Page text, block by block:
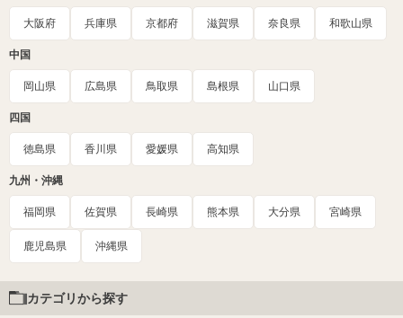
大阪府 兵庫県 京都府 滋賀県 奈良県 和歌山県
中国
岡山県 広島県 鳥取県 島根県 山口県
四国
徳島県 香川県 愛媛県 高知県
九州・沖縄
福岡県 佐賀県 長崎県 熊本県 大分県 宮崎県
鹿児島県 沖縄県
カテゴリから探す